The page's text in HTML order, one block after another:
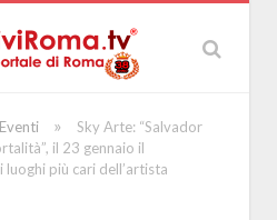
Eventi »
Sky Arte: “Salvador
il 23 gennaio il
più cari dell’artista